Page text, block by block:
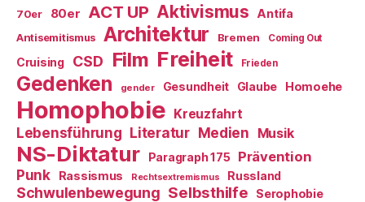
70er 80er ACT UP Aktivismus Antifa
Antisemitismus Architektur Bremen Coming Out
Cruising CSD Film Freiheit Frieden
Gedenken gender Gesundheit Glaube Homoehe
Homophobie Kreuzfahrt
Lebensführung Literatur Medien Musik
NS-Diktatur Paragraph 175
Prävention
Punk
Rassismus Rechtsextremismus Russland
Schwulenbewegung Selbsthilfe Serophobie